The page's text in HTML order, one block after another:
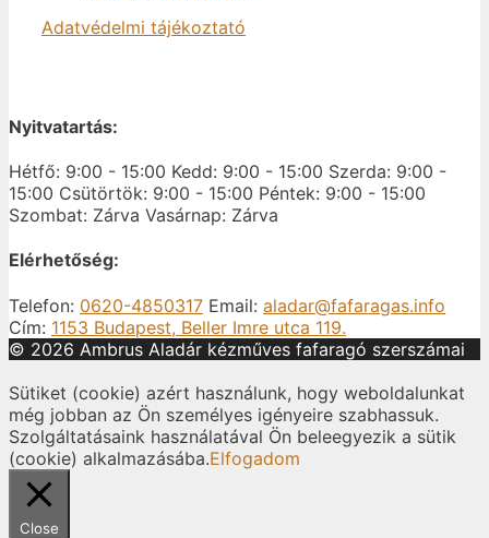
Adatvédelmi tájékoztató
Nyitvatartás:
Hétfő: 9:00 - 15:00 Kedd: 9:00 - 15:00 Szerda: 9:00 -
15:00 Csütörtök: 9:00 - 15:00 Péntek: 9:00 - 15:00
Szombat: Zárva Vasárnap: Zárva
Elérhetőség:
Telefon: 0620-4850317 Email: aladar@fafaragas.info
Cím: 1153 Budapest, Beller Imre utca 119.
© 2026 Ambrus Aladár kézműves fafaragó szerszámai
Sütiket (cookie) azért használunk, hogy weboldalunkat
még jobban az Ön személyes igényeire szabhassuk.
Szolgáltatásaink használatával Ön beleegyezik a sütik
(cookie) alkalmazásába.Elfogadom
Close